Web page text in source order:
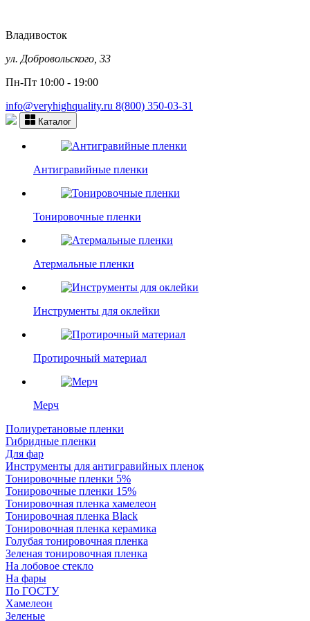
Владивосток
ул. Добровольского, 33
Пн-Пт 10:00 - 19:00
info@veryhighquality.ru 8(800) 350-03-31
Каталог
Антигравийные пленки
Тонировочные пленки
Атермальные пленки
Инструменты для оклейки
Протирочный материал
Мерч
Полиуретановые пленки
Гибридные пленки
Для фар
Инструменты для антигравийных пленок
Тонировочные пленки 5%
Тонировочные пленки 15%
Тонировочная пленка хамелеон
Тонировочная пленка Black
Тонировочная пленка керамика
Голубая тонировочная пленка
Зеленая тонировочная пленка
На лобовое стекло
На фары
По ГОСТУ
Хамелеон
Зеленые